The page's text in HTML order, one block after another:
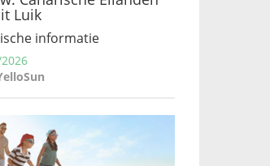
Luik
informatie